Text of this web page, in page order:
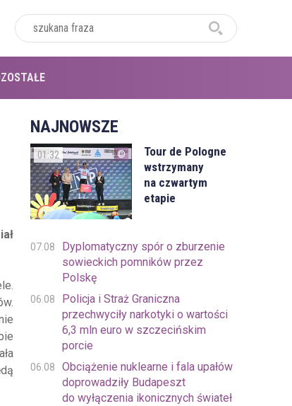
NAJNOWSZE
01:32
Tour de Pologne
wstrzymany
na czwartym
etapie
07.08
Dyplomatyczny spór o zburzenie
sowieckich pomników przez
Polskę
06.08
Policja i Straż Graniczna
przechwyciły narkotyki o wartości
6,3 mln euro w szczecińskim
porcie
06.08
Obciążenie nuklearne i fala upałów
doprowadziły Budapeszt
do wyłączenia ikonicznych świateł